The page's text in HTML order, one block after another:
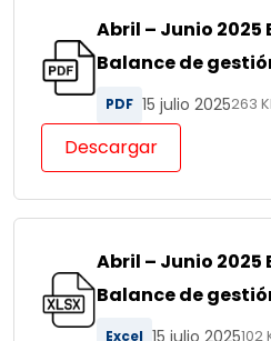
Abril – Junio
Balance de
PDF 15 julio 2025263
Descargar
Abril – Junio
Balance de
Excel 15 julio 2025102